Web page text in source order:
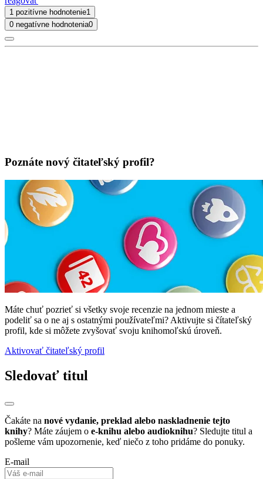
1 pozitívne hodnotenie1
0 negatívne hodnotenia0
Poznáte nový čitateľský profil?
Máte chuť pozrieť si všetky svoje recenzie na jednom mieste a
podeliť sa o ne aj s ostatnými používateľmi? Aktivujte si čítateľský
profil, kde si môžete zvyšovať svoju knihomoľskú úroveň.
Aktivovať čitateľský profil
Sledovať titul
Čakáte na nové vydanie, preklad alebo naskladnenie tejto
knihy? Máte záujem o e-knihu alebo audioknihu? Sledujte titul a
pošleme vám upozornenie, keď niečo z toho pridáme do ponuky.
E-mail